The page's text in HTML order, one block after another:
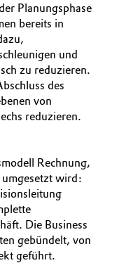
Planungsphase
bereits in
und
zu reduzieren.
des
von
reduzieren.
Rechnung,
wird:
Die Business
gebündelt, von
geführt.